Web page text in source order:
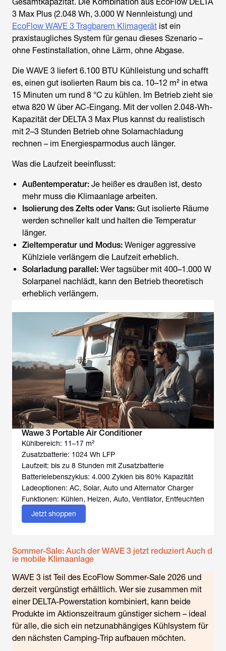
3 Max Plus (2.048 Wh, 3.000 W Nennleistung) und
EcoFlow WAVE 3 Tragbarem Klimagerät ist ein
praxistaugliches System für genau dieses Szenario –
ohne Festinstallation, ohne Lärm, ohne Abgase.
Die WAVE 3 liefert 6.100 BTU Kühlleistung und schafft
es, einen gut isolierten Raum bis ca. 10–12 m² in etwa
15 Minuten um rund 8 °C zu kühlen. Im Betrieb zieht sie
etwa 820 W über AC-Eingang. Mit der vollen 2.048-Wh-
Kapazität der DELTA 3 Max Plus kannst du realistisch
mit 2–3 Stunden Betrieb ohne Solarnachladung
rechnen – im Energiesparmodus auch länger.
Was die Laufzeit beeinflusst:
Außentemperatur: Je heißer es draußen ist, desto
mehr muss die Klimaanlage arbeiten.
Isolierung des Zelts oder Vans: Gut isolierte Räume
werden schneller kalt und halten die Temperatur
länger.
Zieltemperatur und Modus: Weniger aggressive
Kühlziele verlängern die Laufzeit erheblich.
Solarladung parallel: Wer tagsüber mit 400–1.000 W
Solarpanel nachlädt, kann den Betrieb theoretisch
erheblich verlängern.
Wawe 3 Portable Air Conditioner
Kühlbereich: 11–17 m²
Zusatzbatterie: 1024 Wh LFP
Laufzeit: bis zu 8 Stunden mit Zusatzbatterie
Batterielebenszyklus: 4.000 Zyklen bis 80% Kapazität
Ladeoptionen: AC, Solar, Auto und Alternator Charger
Funktionen: Kühlen, Heizen, Auto, Ventilator, Entfeuchten
Jetzt shoppen
Sommer-Sale: Auch der WAVE 3 jetzt reduziert Auch d
ie mobile Klimaanlage
WAVE 3 ist Teil des EcoFlow Sommer-Sale 2026 und
derzeit vergünstigt erhältlich. Wer sie zusammen mit
einer DELTA-Powerstation kombiniert, kann beide
Produkte im Aktionszeitraum günstiger sichern – ideal
für alle, die sich ein netzunabhängiges Kühlsystem für
den nächsten Camping-Trip aufbauen möchten.